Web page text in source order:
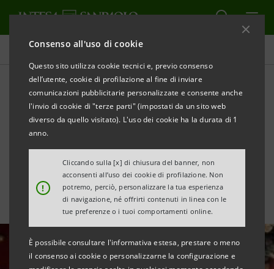
Consenso all'uso di cookie
Questo sito utilizza cookie tecnici e, previo consenso
dell’utente, cookie di profilazione al fine di inviare
comunicazioni pubblicitarie personalizzate e consente anche
l'invio di cookie di "terze parti" (impostati da un sito web
diverso da quello visitato). L'uso dei cookie ha la durata di 1
anno.
!
Cliccando sulla [x] di chiusura del banner, non
acconsenti all’uso dei cookie di profilazione. Non
potremo, perciò, personalizzare la tua esperienza
di navigazione, né offrirti contenuti in linea con le
tue preferenze o i tuoi comportamenti online.
È possibile consultare l'informativa estesa, prestare o meno
il consenso ai cookie o personalizzarne la configurazione e
Area Media
Focus Cina: crescita vicina al
target per il 2023 con nubi
all’orizzonte